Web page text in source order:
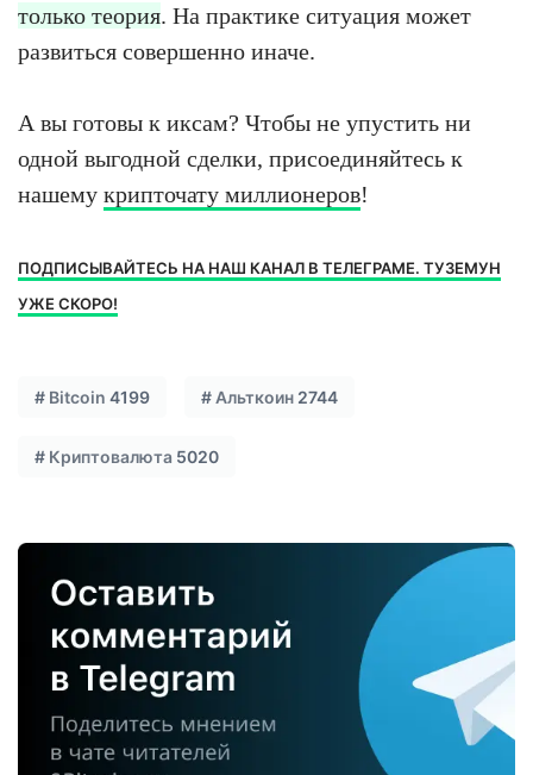
только теория. На практике ситуация может
развиться совершенно иначе.
А вы готовы к иксам? Чтобы не упустить ни
одной выгодной сделки, присоединяйтесь к
нашему крипточату миллионеров!
ПОДПИСЫВАЙТЕСЬ НА НАШ КАНАЛ В ТЕЛЕГРАМЕ. ТУЗЕМУН
УЖЕ СКОРО!
# Bitcoin 4199 # Альткоин 2744
# Криптовалюта 5020